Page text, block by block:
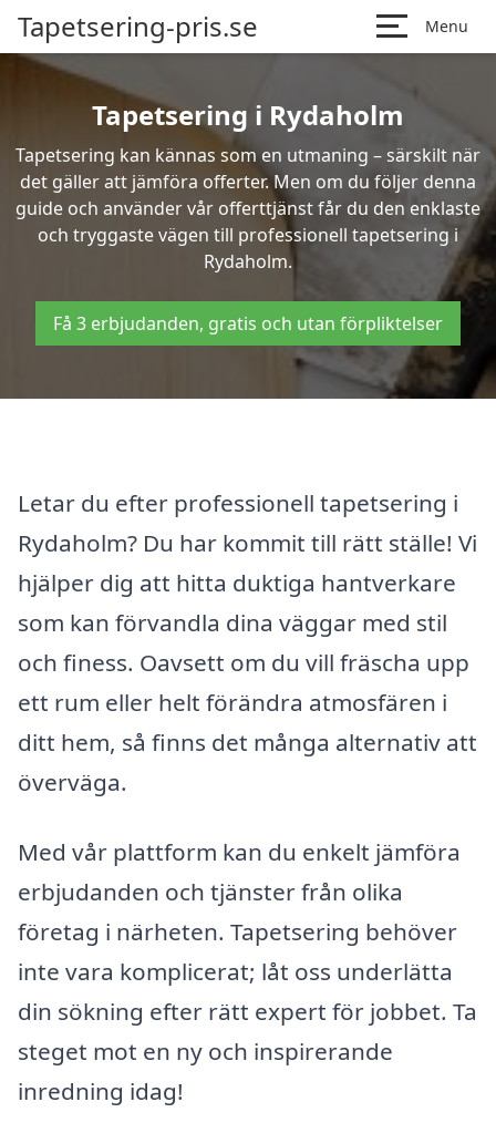
Tapetsering-pris.se Menu
Tapetsering i Rydaholm
Tapetsering kan kännas som en utmaning – särskilt när
det gäller att jämföra offerter. Men om du följer denna
guide och använder vår offerttjänst får du den enklaste
och tryggaste vägen till professionell tapetsering i
Rydaholm.
Få 3 erbjudanden, gratis och utan förpliktelser
Letar du efter professionell tapetsering i
Rydaholm? Du har kommit till rätt ställe! Vi
hjälper dig att hitta duktiga hantverkare
som kan förvandla dina väggar med stil
och finess. Oavsett om du vill fräscha upp
ett rum eller helt förändra atmosfären i
ditt hem, så finns det många alternativ att
överväga.
Med vår plattform kan du enkelt jämföra
erbjudanden och tjänster från olika
företag i närheten. Tapetsering behöver
inte vara komplicerat; låt oss underlätta
din sökning efter rätt expert för jobbet. Ta
steget mot en ny och inspirerande
inredning idag!